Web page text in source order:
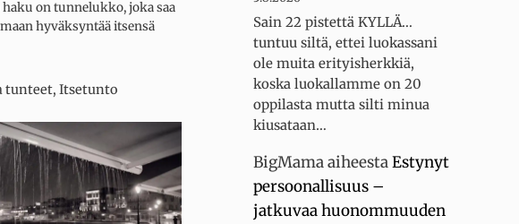
on tunnelukko, joka saa
hyväksyntää itsensä
tunteet,Itsetunto
Sain 22 pistettä KYLLÄ...
tuntuu siltä, ettei luokassani
ole muita erityisherkkiä,
koska luokallamme on 20
oppilasta mutta silti minua
kiusataan…
BigMamaaiheestaEstynyt
persoonallisuus –
jatkuvaa huonommuuden